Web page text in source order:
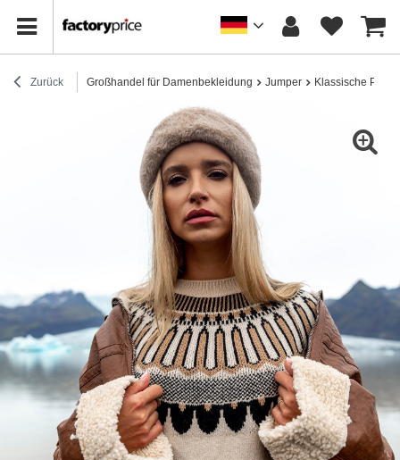
Zurück Großhandel für Damenbekleidung Jumper Klassische